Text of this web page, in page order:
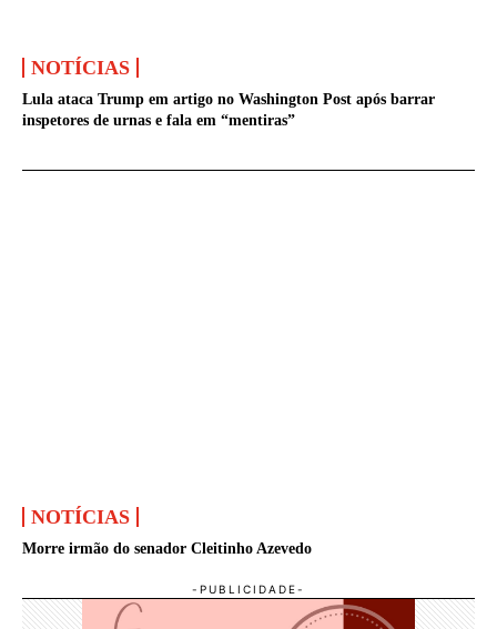
NOTÍCIAS
Lula ataca Trump em artigo no Washington Post após barrar
inspetores de urnas e fala em “mentiras”
NOTÍCIAS
Morre irmão do senador Cleitinho Azevedo